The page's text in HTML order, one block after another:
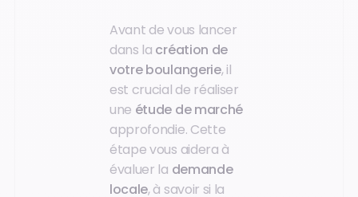
Avant de vous lancer
dans la création de
votre boulangerie, il
est crucial de réaliser
une étude de marché
approfondie. Cette
étape vous aidera à
évaluer la demande
locale, à savoir si la